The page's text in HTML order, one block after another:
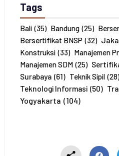
e
s
e
r
t
a
*
Tags
Bali (35) Bandung (25)
Bersertifikat BNSP (32)
Konstruksi (33) Manajemen
Manajemen SDM (25)
Surabaya (61) Teknik Sipil (28)
Teknologi Informasi (50)
Yogyakarta (104)